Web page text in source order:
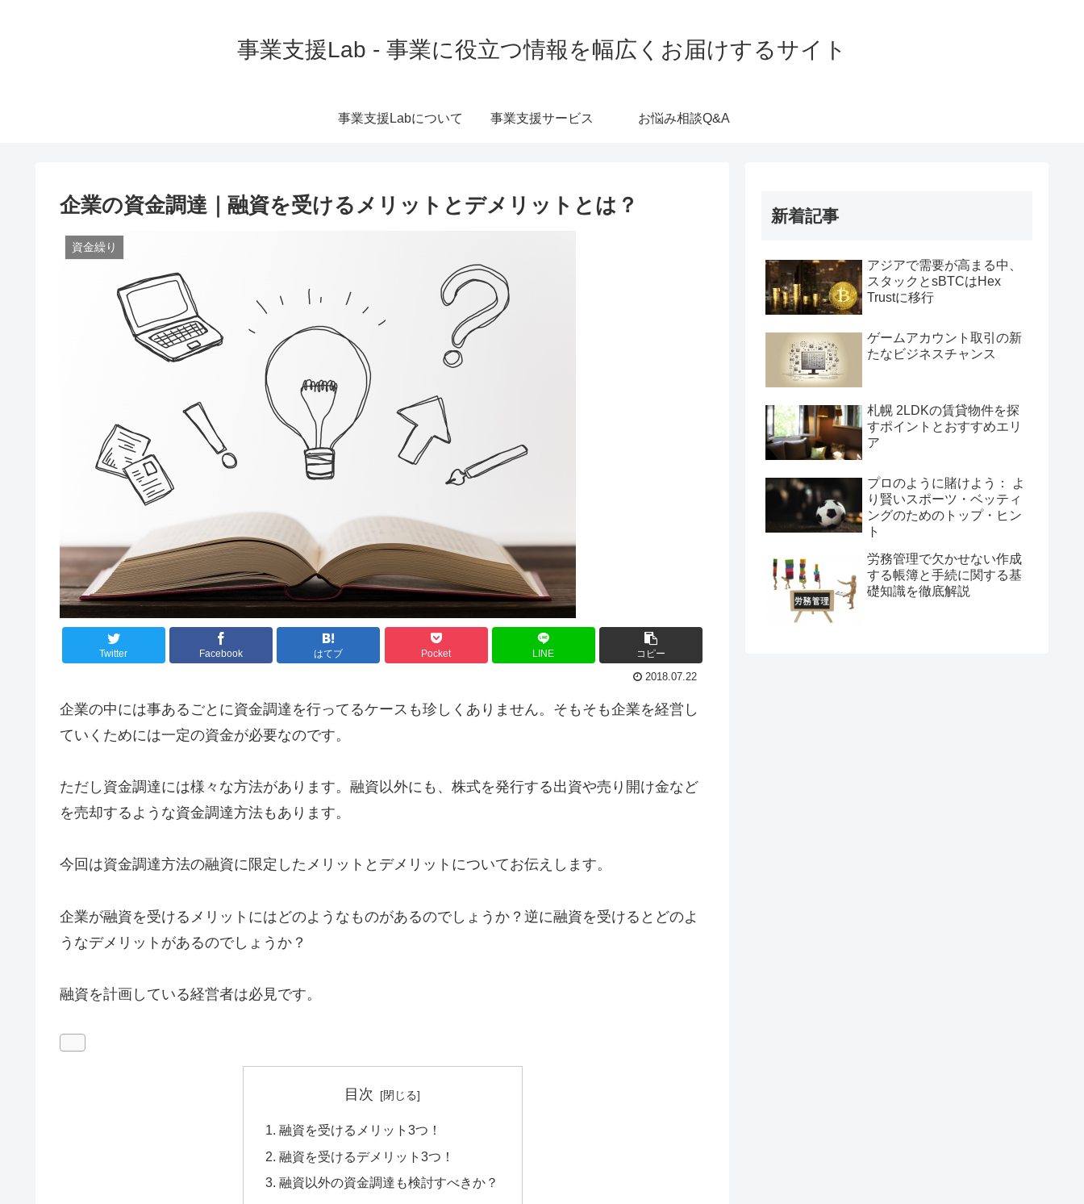
事業支援Lab - 事業に役立つ情報を幅広くお届けするサイト
事業支援Labについて 事業支援サービス お悩み相談Q&A
企業の資金調達｜融資を受けるメリットとデメリットとは？
資金繰り
Twitter Facebook はてブ Pocket LINE コピー
2018.07.22
企業の中には事あるごとに資金調達を行ってるケースも珍しくありません。そもそも企業を経営し
ていくためには一定の資金が必要なのです。
ただし資金調達には様々な方法があります。融資以外にも、株式を発行する出資や売り開け金など
を売却するような資金調達方法もあります。
今回は資金調達方法の融資に限定したメリットとデメリットについてお伝えします。
企業が融資を受けるメリットにはどのようなものがあるのでしょうか？逆に融資を受けるとどのよ
うなデメリットがあるのでしょうか？
融資を計画している経営者は必見です。
目次
融資を受けるメリット3つ！
融資を受けるデメリット3つ！
融資以外の資金調達も検討すべきか？
新着記事
アジアで需要が高まる中、
スタックとsBTCはHex
Trustに移行
ゲームアカウント取引の新
たなビジネスチャンス
札幌 2LDKの賃貸物件を探
すポイントとおすすめエリ
ア
プロのように賭けよう： よ
り賢いスポーツ・ベッティ
ングのためのトップ・ヒン
ト
労務管理で欠かせない作成
する帳簿と手続に関する基
礎知識を徹底解説